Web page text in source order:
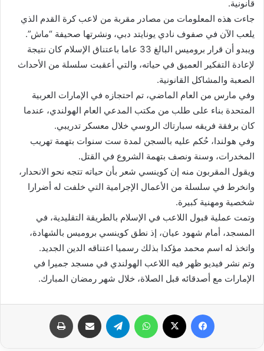
قانونية.
جاءت هذه المعلومات من مصادر مقربة من لاعب كرة القدم الذي
يلعب الآن في صفوف نادي يونايتد دبي، ونشرتها صحيفة “ماش”.
ويبدو أن قرار بروميس البالغ 33 عاما باعتناق الإسلام كان نتيجة
لإعادة التفكير العميق في حياته، والتي أعقبت سلسلة من الأحداث
الصعبة والمشاكل القانونية.
وفي مارس من العام الماضي، تم احتجازه في الإمارات العربية
المتحدة بناء على طلب من مكتب المدعي العام الهولندي، عندما
كان برفقة فريقه سبارتاك الروسي خلال معسكر تدريبي.
وفي هولندا، حُكم عليه بالسجن لمدة ست سنوات بتهمة تهريب
المخدرات، وسنة ونصف بتهمة الشروع في القتل.
ويقول المقربون منه إن كوينسي شعر بأن حياته تتجه نحو الانحدار،
وانخرط في سلسلة من الأعمال الإجرامية التي خلفت له أضرارا
شخصية ومهنية كبيرة.
وتمت عملية قبول اللاعب في الإسلام بالطريقة التقليدية، في
المسجد، أمام شهود عيان، إذ نطق كوينسي بروميس بالشهادة،
واتخذ له اسم محمد مؤكدا بذلك رسميا اعتناقه الدين الجديد.
وتم نشر فيديو ظهر فيه اللاعب الهولندي في مسجد جميرا في
الإمارات مع أصدقائه قبل الصلاة، خلال شهر رمضان المبارك.
فيسبوك واتساب تيلقرام مشاركة عبر البريد